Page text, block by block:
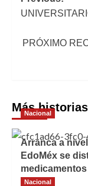
de
PRÓXIMO
Más historias
Nacional
Arranca a
EdoMéx se
medicamentos
Nacional